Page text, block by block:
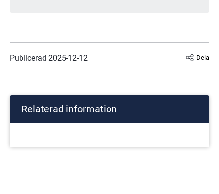
Publicerad 2025-12-12 Dela
Relaterad information